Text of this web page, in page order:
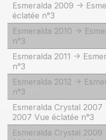
Esmeralda 2009 ->
éclatée n°3
Esmeralda 2010 ->
n°3
Esmeralda 2011 ->
n°3
Esmeralda 2012 ->
n°3
Esmeralda Crystal 2007
2007 Vue éclatée n°3
Esmeralda Crystal 2009